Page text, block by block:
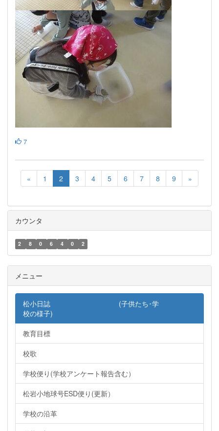
7
« 1 2 3 4 5 6 7 8 9 »
カウンタ
2 8 0 6 4 0 2
メニュー
松小日誌 (子供たち･学
校の様子)
教育目標
校歌
学校便り(学校アンケート報告含む）
松岩小地球号ESD便り(更新）
学校の沿革